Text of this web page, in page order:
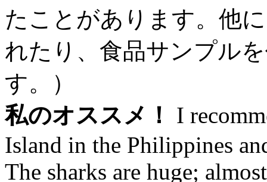
たことがあります。他
れたり、食品サンプル
す。）
私のオススメ！
I
Island in the Philippines
The sharks are huge;